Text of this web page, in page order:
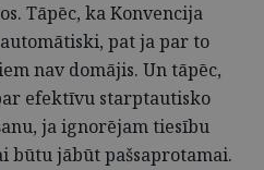
Tāpēc, ka Konvencija
pat ja par to
nav domājis. Un tāpēc,
efektīvu starptautisko
ja ignorējam tiesību
būtu jābūt pašsaprotamai.